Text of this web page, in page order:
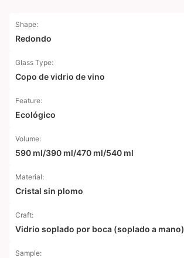
Shape:
Redondo
Glass Type:
Copo de vidrio de vino
Feature:
Ecológico
Volume:
590 ml/390 ml/470 ml/540 ml
Material:
Cristal sin plomo
Craft:
Vidrio soplado por boca (soplado a mano)
Sample: